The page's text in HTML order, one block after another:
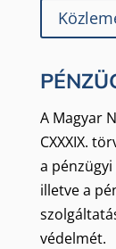
A Magyar
CXXXIX.
a
illetve a
védelmét.